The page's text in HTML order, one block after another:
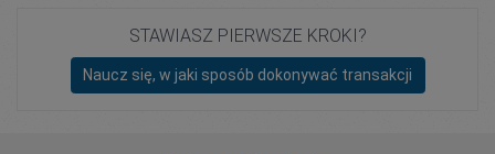
STAWIASZ PIERWSZE KROKI?
Naucz się, w jaki sposób dokonywać transakcji